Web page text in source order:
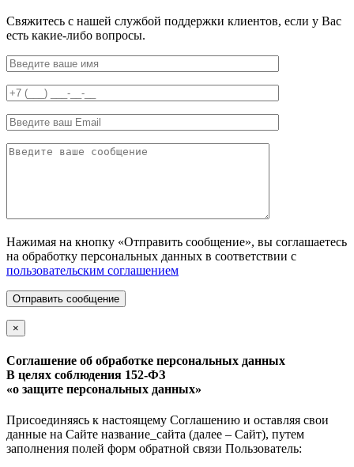
Свяжитесь с нашей службой поддержки клиентов, если у Вас
есть какие-либо вопросы.
Нажимая на кнопку «Отправить сообщение», вы соглашаетесь
на обработку персональных данных в соответствии с
пользовательским соглашением
Отправить сообщение
×
Соглашение об обработке персональных данных
В целях соблюдения 152-ФЗ
«о защите персональных данных»
Присоединяясь к настоящему Соглашению и оставляя свои
данные на Сайте название_сайта (далее – Сайт), путем
заполнения полей форм обратной связи Пользователь: